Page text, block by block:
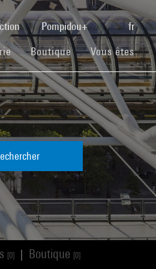
Pompidou+ fr
(current)Boutique(current)Vous êtes
[0] Boutique [0]